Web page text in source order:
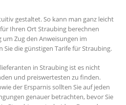
gestaltet. So kann man ganz leicht
Ihren Ort Straubing berechnen
um Zug den Anweisungen im
die günstigen Tarife für Straubing.
in Straubing ist es nicht
und preiswertesten zu finden.
der Ersparnis sollten Sie auf jeden
genauer betrachten, bevor Sie